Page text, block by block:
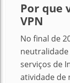
Por que
VPN
No final de
serviços de
atividade de